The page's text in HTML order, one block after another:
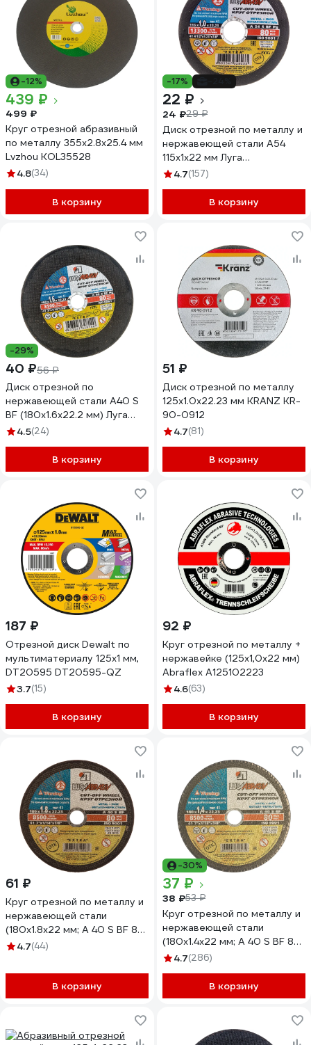
-12%
439 ₽
499 ₽
Круг отрезной абразивный
по металлу 355x2.8x25.4 мм
Lvzhou KOL35528
4.8(34)
В корзину
-17%
22 ₽
24 ₽29 ₽
Диск отрезной по металлу и
нержавеющей стали А54
115х1х22 мм Луга
4603347328033
4.7(157)
В корзину
-29%
40 ₽56 ₽
Диск отрезной по
нержавеющей стали A40 S
BF (180х1.6х22.2 мм) Луга
4603347328149
4.5(24)
В корзину
51 ₽
Диск отрезной по металлу
125x1.0x22.23 мм KRANZ KR-
90-0912
4.7(81)
В корзину
187 ₽
Отрезной диск Dewalt по
мультиматериалу 125x1 мм,
DT20595 DT20595-QZ
3.7(15)
В корзину
92 ₽
Круг отрезной по металлу +
нержавейке (125x1,0x22 мм)
Abraflex А125102223
4.6(63)
В корзину
61 ₽
Круг отрезной по металлу и
нержавеющей стали
(180х1.8х22 мм; A 40 S BF 80;
14А БУ) Луга 4603347319963
4.7(44)
В корзину
-30%
37 ₽
38 ₽53 ₽
Круг отрезной по металлу и
нержавеющей стали
(180х1.4х22 мм; A 40 S BF 80;
14А БУ) Луга 4603347328972
4.7(286)
В корзину